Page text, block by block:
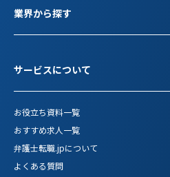
業界から探す
サービスについて
お役立ち資料一覧
おすすめ求人一覧
弁護士転職.jpについて
よくある質問